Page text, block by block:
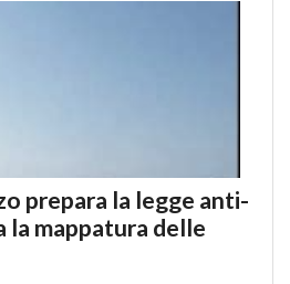
prepara la legge anti-
la mappatura delle